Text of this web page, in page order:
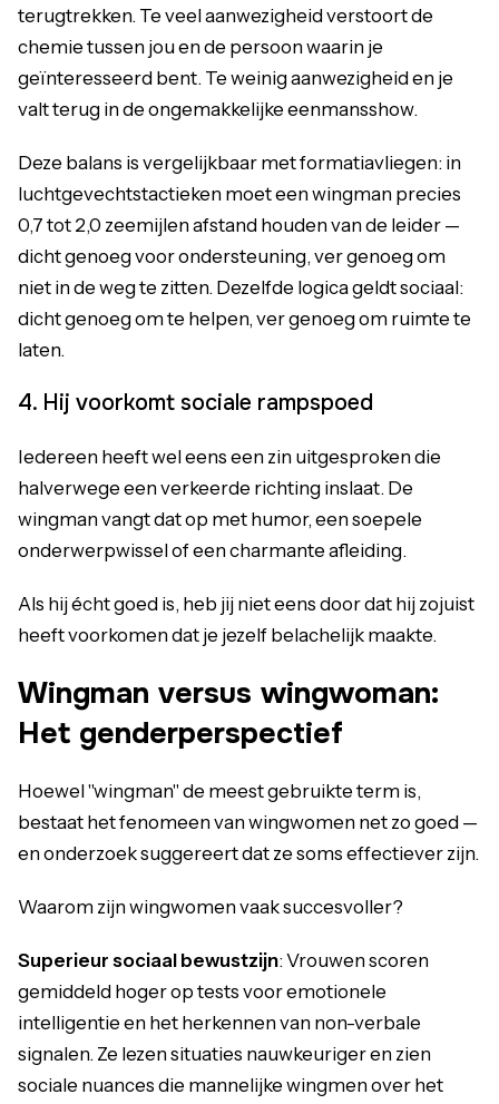
terugtrekken. Te veel aanwezigheid verstoort de
chemie tussen jou en de persoon waarin je
geïnteresseerd bent. Te weinig aanwezigheid en je
valt terug in de ongemakkelijke eenmansshow.
Deze balans is vergelijkbaar met formatiavliegen: in
luchtgevechtstactieken moet een wingman precies
0,7 tot 2,0 zeemijlen afstand houden van de leider —
dicht genoeg voor ondersteuning, ver genoeg om
niet in de weg te zitten. Dezelfde logica geldt sociaal:
dicht genoeg om te helpen, ver genoeg om ruimte te
laten.
4. Hij voorkomt sociale rampspoed
Iedereen heeft wel eens een zin uitgesproken die
halverwege een verkeerde richting inslaat. De
wingman vangt dat op met humor, een soepele
onderwerpwissel of een charmante afleiding.
Als hij écht goed is, heb jij niet eens door dat hij zojuist
heeft voorkomen dat je jezelf belachelijk maakte.
Wingman versus wingwoman:
Het genderperspectief
Hoewel "wingman" de meest gebruikte term is,
bestaat het fenomeen van wingwomen net zo goed —
en onderzoek suggereert dat ze soms effectiever zijn.
Waarom zijn wingwomen vaak succesvoller?
Superieur sociaal bewustzijn: Vrouwen scoren
gemiddeld hoger op tests voor emotionele
intelligentie en het herkennen van non-verbale
signalen. Ze lezen situaties nauwkeuriger en zien
sociale nuances die mannelijke wingmen over het